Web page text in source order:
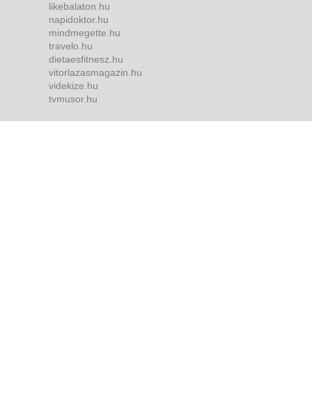
likebalaton.hu
napidoktor.hu
mindmegette.hu
travelo.hu
dietaesfitnesz.hu
vitorlazasmagazin.hu
videkize.hu
tvmusor.hu